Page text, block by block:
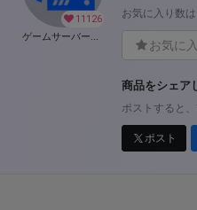
11126
ゲームサーバー公開ツール の開発支援
お気に入り数
お気に
商品をシェア
ポストすると
ポスト